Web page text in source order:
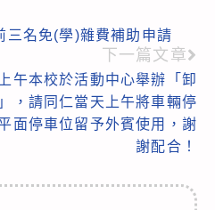
三名免(學)雜費補助申請
下一篇文章
午本校於活動中心舉辦「卸
，請同仁當天上午將車輛停
面停車位留予外賓使用，謝
謝配合！